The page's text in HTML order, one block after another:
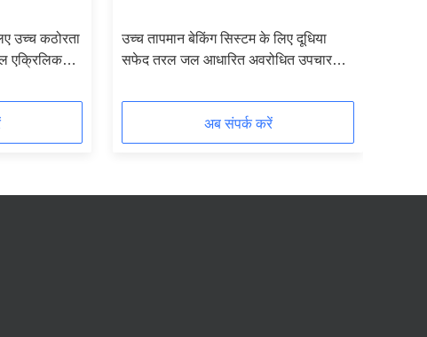
उच्च कठोरता
एक्रिलिक
उच्च तापमान बेकिंग सिस्टम के लिए दूधिया
सफेद तरल जल आधारित अवरोधित उपचार
अब संपर्क करें